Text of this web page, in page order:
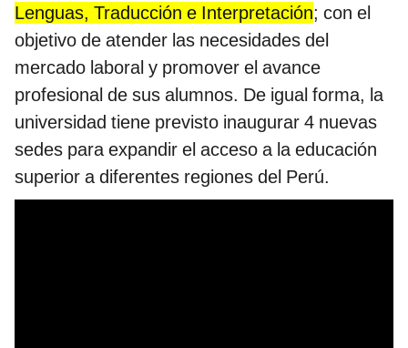
Lenguas, Traducción e Interpretación; con el
objetivo de atender las necesidades del
mercado laboral y promover el avance
profesional de sus alumnos. De igual forma, la
universidad tiene previsto inaugurar 4 nuevas
sedes para expandir el acceso a la educación
superior a diferentes regiones del Perú.